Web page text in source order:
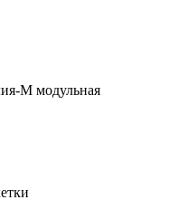
М модульная